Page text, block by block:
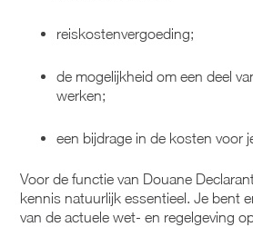
reiskostenvergoeding;
de mogelijkheid om een deel
werken;
een bijdrage in de kosten voor
Voor de functie van Douane
kennis natuurlijk essentieel. Je bent
van de actuele wet- en regelgeving